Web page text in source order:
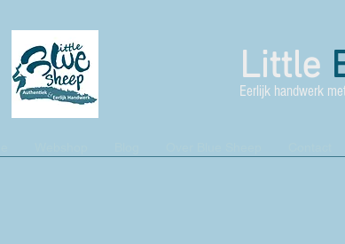
Little
Eerlijk handwerk